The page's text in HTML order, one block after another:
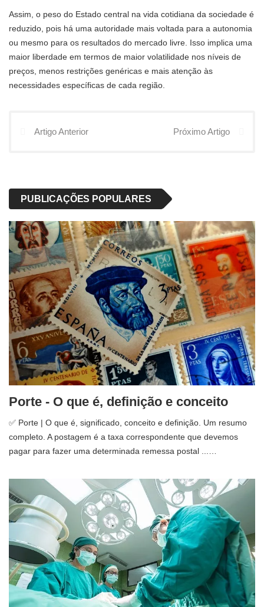
Assim, o peso do Estado central na vida cotidiana da sociedade é
reduzido, pois há uma autoridade mais voltada para a autonomia
ou mesmo para os resultados do mercado livre. Isso implica uma
maior liberdade em termos de maior volatilidade nos níveis de
preços, menos restrições genéricas e mais atenção às
necessidades específicas de cada região.
Artigo Anterior Próximo Artigo
PUBLICAÇÕES POPULARES
Porte - O que é, definição e conceito
✅ Porte | O que é, significado, conceito e definição. Um resumo
completo. A postagem é a taxa correspondente que devemos
pagar para fazer uma determinada remessa postal ...…